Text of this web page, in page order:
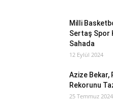
Milli
Sertaş Spor
Sahada
12 Eylül 2024
Azize Bekar,
Rekorunu
25 Temmuz 2024